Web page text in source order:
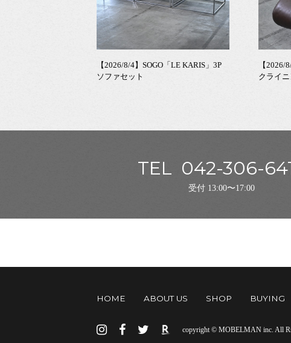
【2026/8/4】SOGO「LE KARIS」3P
ソファセット
【2026/
クライ
TEL 042-306-
受付 13:00〜17:00
HOME ABOUT US SHOP BUYING
copyright © MOBELMAN inc. All